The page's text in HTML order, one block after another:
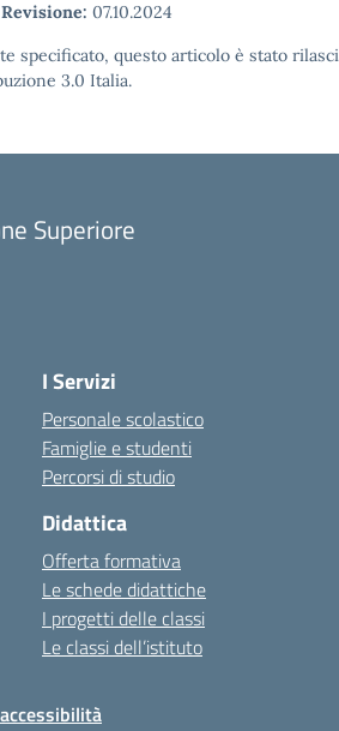
Revisione: 07.10.2024
specificato, questo articolo è stato
3.0 Italia.
Superiore
I Servizi
Personale scolastico
Famiglie e studenti
Percorsi di studio
Didattica
Offerta formativa
Le schede didattiche
I progetti delle classi
Le classi dell’istituto